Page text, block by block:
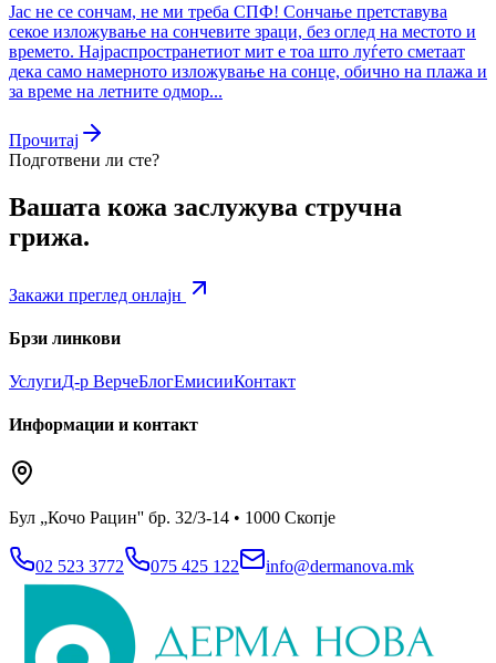
Јас не се сончам, не ми треба СПФ! Сончање претставува
секое изложување на сончевите зраци, без оглед на местото и
времето. Најраспространетиот мит е тоа што луѓето сметаат
дека само намерното изложување на сонце, обично на плажа и
за време на летните одмор...
Прочитај
Подготвени ли сте?
Вашата кожа заслужува стручна
грижа.
Закажи преглед онлајн
Брзи линкови
УслугиД-р ВерчеБлогЕмисииКонтакт
Информации и контакт
Бул „Кочо Рацин'' бр. 32/3-14 • 1000 Скопје
02 523 3772 075 425 122 info@dermanova.mk